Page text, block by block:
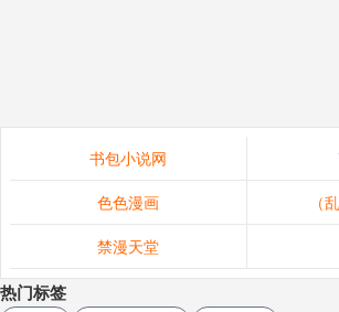
书包小说网
色色漫画 （
禁漫天堂
热门标签